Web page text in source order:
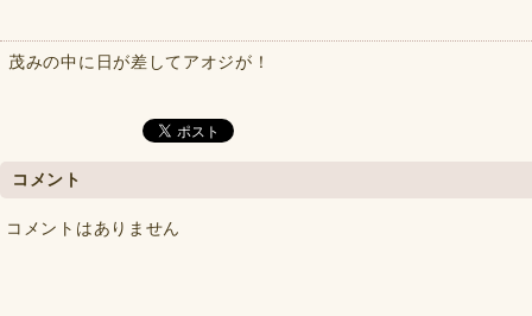
茂みの中に日が差してアオジが！
コメント
コメントはありません